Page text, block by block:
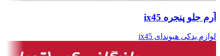
آرم جلو پنجره ix45
لوازم یدکی هیوندای ix45